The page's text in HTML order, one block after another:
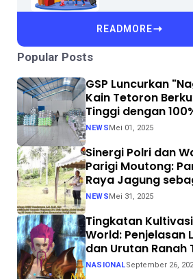
READMORE
Popular Posts
GSP Luncurkan
Kain Tetoron
Tinggi dengan
Process
NEWS Mei 01, 2025
Sinergi Polri dan
Parigi Moutong:
Raya Jagung
Langkah Nyata
NEWS Mei 31, 2025
Tingkatan
World: Penjelasan
dan Urutan Ranah
NASIONALSeptember 26,